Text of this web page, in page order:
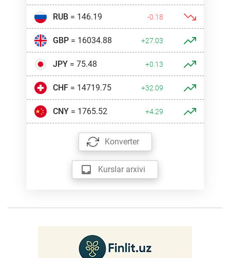
RUB= 146.19 -0.18
GBP= 16034.88 +27.03
JPY= 75.48 +0.13
CHF= 14719.75 +32.09
CNY= 1765.52 +4.29
Konverter
Kurslar arxivi